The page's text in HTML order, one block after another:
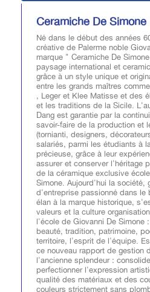
Ceramiche De Simone
Né dans le début des années
créative de Palerme noble
marque " Ceramiche De
paysage international et
grâce à un style unique et
entre les grands maîtres
, Leger et Klee Matisse et des
et les traditions de la Sicile.
Dang est garantie par la
savoir-faire de la production et
(tornianti, designers,
salariés, parmi les étudiants à
précieuse, grâce à leur
assurer et conserver l'héritage
de la céramique exclusive
Simone. Aujourd'hui la société,
d'entreprise passionné dans le
élan à la marque historique,
valeurs et la culture
l'école de Giovanni De Simone
beauté, tradition, patrimoine,
territoire, l'esprit de l'équipe.
ce nouveau rapport de gestion
l'ancienne splendeur :
perfectionner l'expression
qualité des matériaux et des
couleurs strictement sans